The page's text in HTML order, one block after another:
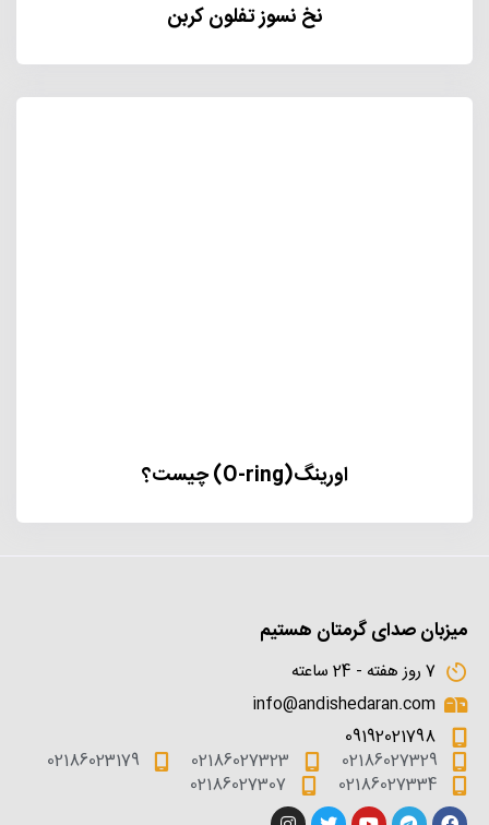
نخ نسوز تفلون کربن
اورینگ(O-ring) چیست؟
میزبان صدای گرمتان هستیم
7 روز هفته - 24 ساعته
info@andishedaran.com
09192021798
02186027329
02186027323
02186023179
02186027334
02186027307